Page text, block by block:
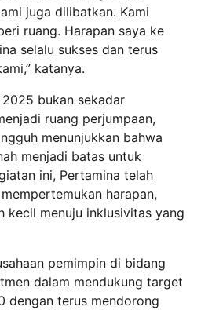
juga dilibatkan. Kami
ruang. Harapan saya ke
selalu sukses dan terus
katanya.
2025 bukan sekadar
ruang perjumpaan,
menunjukkan bahwa
menjadi batas untuk
ini, Pertamina telah
harapan,
kecil menuju inklusivitas yang
pemimpin di bidang
dalam mendukung target
dengan terus mendorong